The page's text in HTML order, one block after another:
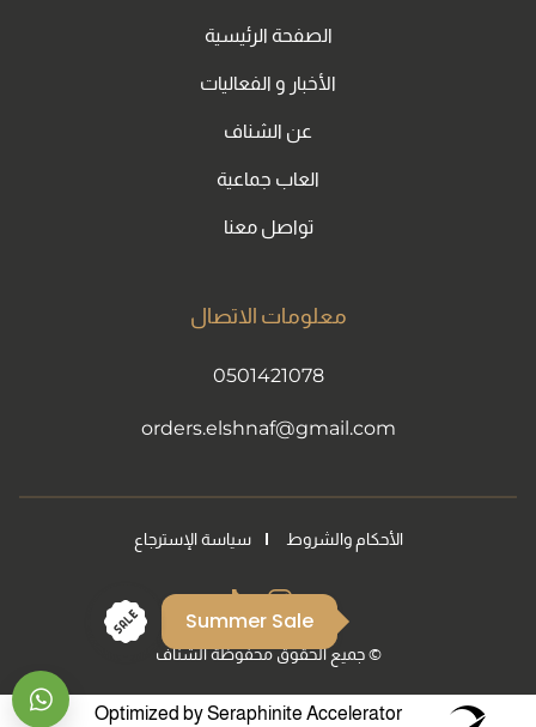
الصفحة الرئيسية
الأخبار و الفعاليات
عن الشناف
العاب جماعية
تواصل معنا
معلومات الاتصال
0501421078
orders.elshnaf@gmail.com
الأحكام والشروط سياسة الإسترجاع
© جميع الحقوق محفوظة الشناف
Instagram Account
Tiktok Account
smile30
Summer Sale
Optimized by Seraphinite Accelerator